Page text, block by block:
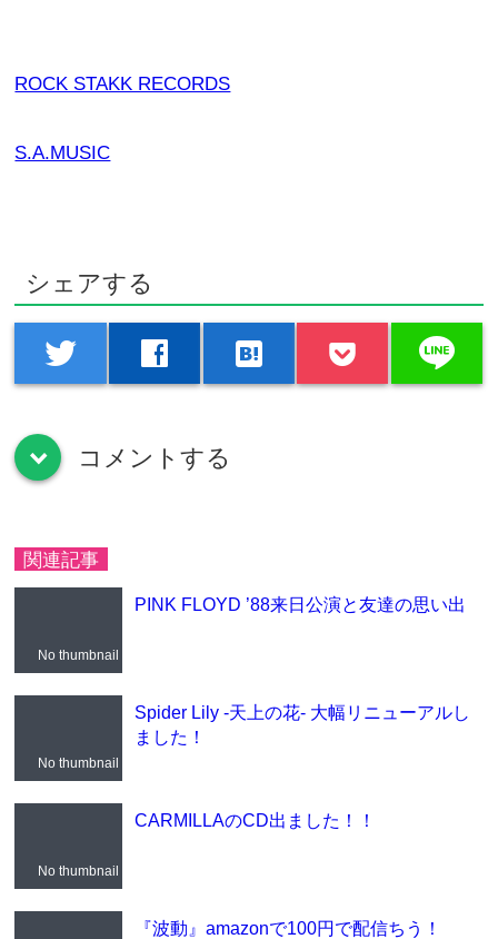
ROCK STAKK RECORDS
S.A.MUSIC
シェアする
twitter facebook hatenabookmark line
down コメントする
関連記事
No thumbnail
PINK FLOYD ’88来日公演と友達の思い出
No thumbnail
Spider Lily -天上の花- 大幅リニューアルし
ました！
No thumbnail
CARMILLAのCD出ました！！
『波動』amazonで100円で配信ちう！